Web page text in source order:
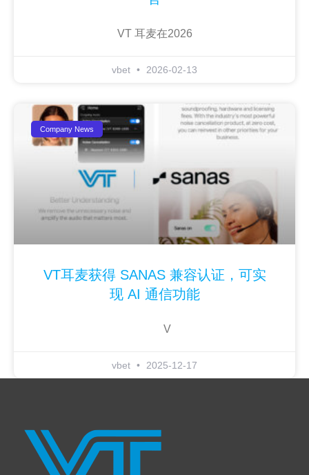
VT 耳麦在2026
vbet 2026-02-13
Company News
VT耳麦获得 SANAS 兼容认证，可实
现 AI 通信功能
V
vbet 2025-12-17